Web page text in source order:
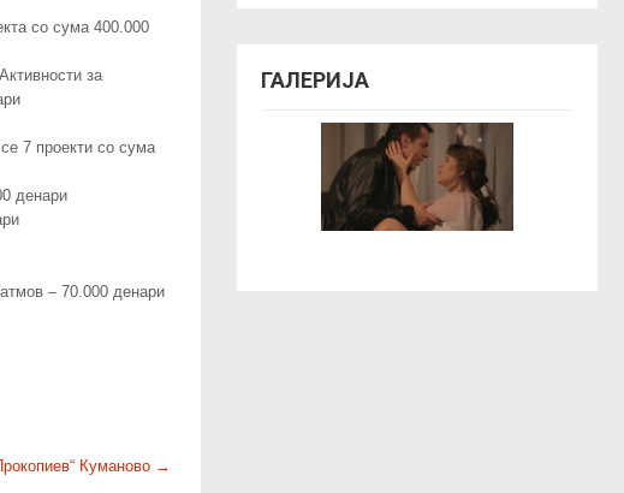
со сума 400.000
за
7 проекти со сума
денари
– 70.000 денари
Куманово →
ГАЛЕРИЈА